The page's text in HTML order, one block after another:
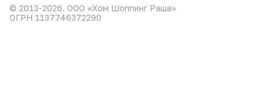
© 2013-2026. ООО «Хом Шоппинг Раша»
ОГРН 1137746372290